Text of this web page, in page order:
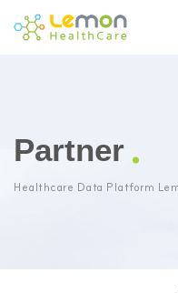
Partner
Healthcare Data Platform